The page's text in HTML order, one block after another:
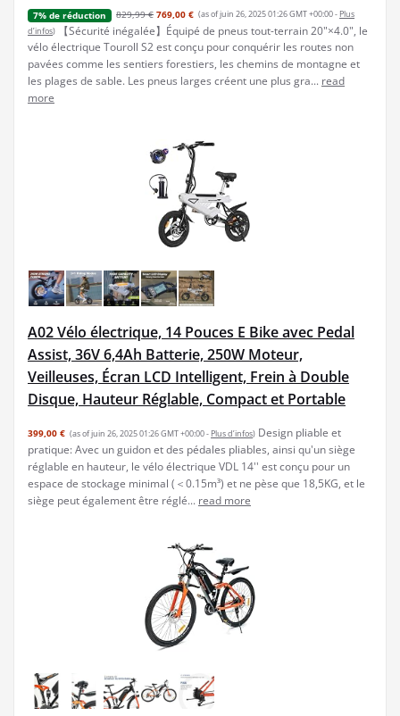
7% de réduction 829,99 € 769,00 € (as of juin 26, 2025 01:26 GMT +00:00 - Plus
d’infos)
【Sécurité inégalée】Équipé de pneus tout-terrain 20"×4.0", le
vélo électrique Touroll S2 est conçu pour conquérir les routes non
pavées comme les sentiers forestiers, les chemins de montagne et
les plages de sable. Les pneus larges créent une plus gra... read
more
A02 Vélo électrique, 14 Pouces E Bike avec Pedal
Assist, 36V 6,4Ah Batterie, 250W Moteur,
Veilleuses, Écran LCD Intelligent, Frein à Double
Disque, Hauteur Réglable, Compact et Portable
399,00 € (as of juin 26, 2025 01:26 GMT +00:00 - Plus d’infos) Design pliable et
pratique: Avec un guidon et des pédales pliables, ainsi qu'un siège
réglable en hauteur, le vélo électrique VDL 14'' est conçu pour un
espace de stockage minimal (＜0.15m³) et ne pèse que 18,5KG, et le
siège peut également être réglé... read more